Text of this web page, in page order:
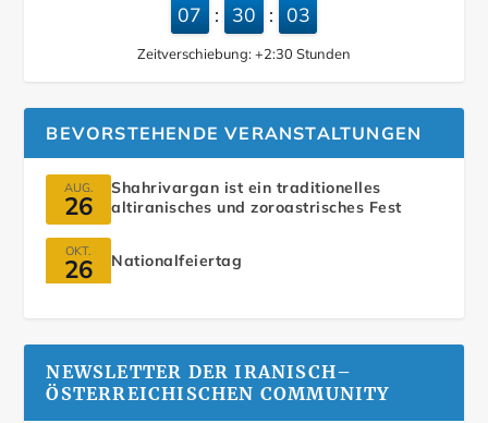
07 : 30 : 04
Zeitverschiebung: +2:30 Stunden
BEVORSTEHENDE VERANSTALTUNGEN
AUG.
26
Shahrivargan ist ein traditionelles
altiranisches und zoroastrisches Fest
OKT.
26 Nationalfeiertag
NEWSLETTER DER IRANISCH–
ÖSTERREICHISCHEN COMMUNITY